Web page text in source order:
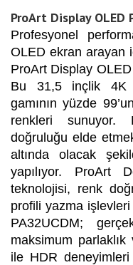
ProArt Display OLED
Profesyonel
OLED ekran arayan
ProArt Display
Bu 31,5 inçlik 4K
gamının yüzde
renkleri sunuyor.
doğruluğu elde
altında olacak
yapılıyor. ProArt
teknolojisi, renk
profili yazma
PA32UCDM;
maksimum
ile HDR